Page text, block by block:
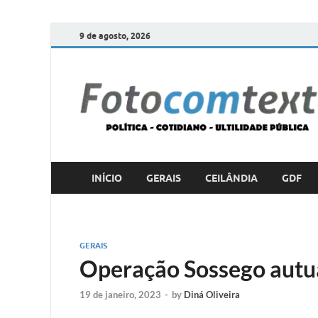
9 de agosto, 2026
INÍCIO GERAIS CEILÂNDIA GDF
GERAIS
Operação Sossego
19 de janeiro, 2023 - by Diná Oliveira